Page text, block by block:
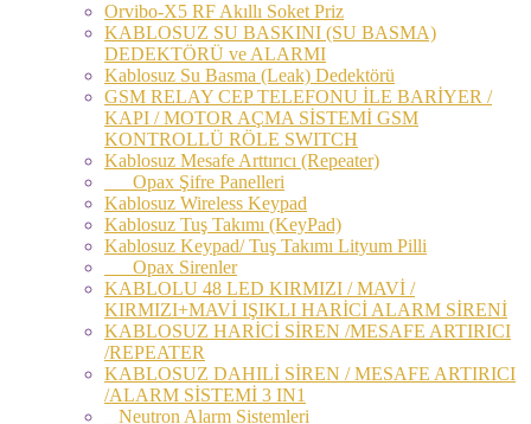
Orvibo-X5 RF Akıllı Soket Priz
KABLOSUZ SU BASKINI (SU BASMA)
DEDEKTÖRÜ ve ALARMI
Kablosuz Su Basma (Leak) Dedektörü
GSM RELAY CEP TELEFONU İLE BARİYER /
KAPI / MOTOR AÇMA SİSTEMİ GSM
KONTROLLÜ RÖLE SWITCH
Kablosuz Mesafe Arttırıcı (Repeater)
Opax Şifre Panelleri
Kablosuz Wireless Keypad
Kablosuz Tuş Takımı (KeyPad)
Kablosuz Keypad/ Tuş Takımı Lityum Pilli
Opax Sirenler
KABLOLU 48 LED KIRMIZI / MAVİ /
KIRMIZI+MAVİ IŞIKLI HARİCİ ALARM SİRENİ
KABLOSUZ HARİCİ SİREN /MESAFE ARTIRICI
/REPEATER
KABLOSUZ DAHILİ SİREN / MESAFE ARTIRICI
/ALARM SİSTEMİ 3 IN1
Neutron Alarm Sistemleri